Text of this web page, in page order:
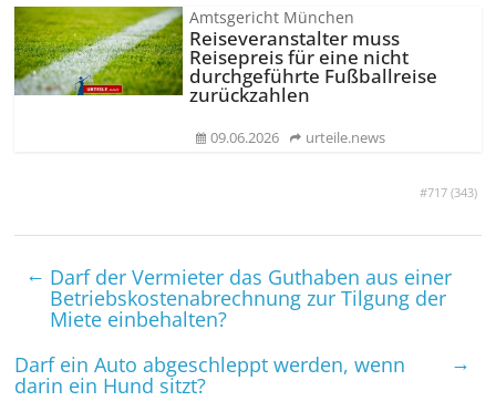
#717 (343)
Amtsgericht München
Reiseveranstalter muss
Reisepreis für eine nicht
durchgeführte Fußballreise
zurückzahlen
09.06.2026 urteile.news
← Darf der Vermieter das Guthaben aus einer
Betriebs­kosten­abrechnung zur Tilgung der
Miete einbehalten?
Darf ein Auto abgeschleppt werden, wenn
darin ein Hund sitzt?
→